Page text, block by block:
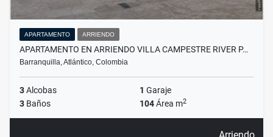
APARTAMENTO ARRIENDO
APARTAMENTO EN ARRIENDO VILLA CAMPESTRE RIVER P…
Barranquilla, Atlántico, Colombia
3Alcobas 1 Garaje
3 Baños 104Área m2